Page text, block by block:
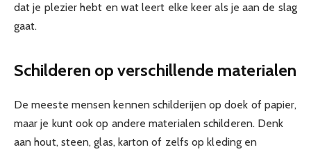
dat je plezier hebt en wat leert elke keer als je aan de slag
gaat.
Schilderen op verschillende materialen
De meeste mensen kennen schilderijen op doek of papier,
maar je kunt ook op andere materialen schilderen. Denk
aan hout, steen, glas, karton of zelfs op kleding en